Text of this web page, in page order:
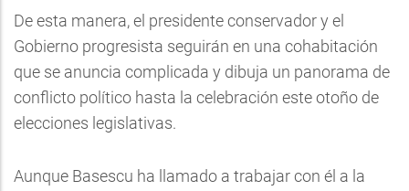
De esta manera, el presidente conservador y el
Gobierno progresista seguirán en una cohabitación
que se anuncia complicada y dibuja un panorama de
conflicto político hasta la celebración este otoño de
elecciones legislativas.
Aunque Basescu ha llamado a trabajar con él a la